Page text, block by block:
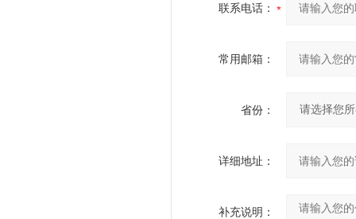
联系电话：
常用邮箱：
省份：
详细地址：
补充说明：